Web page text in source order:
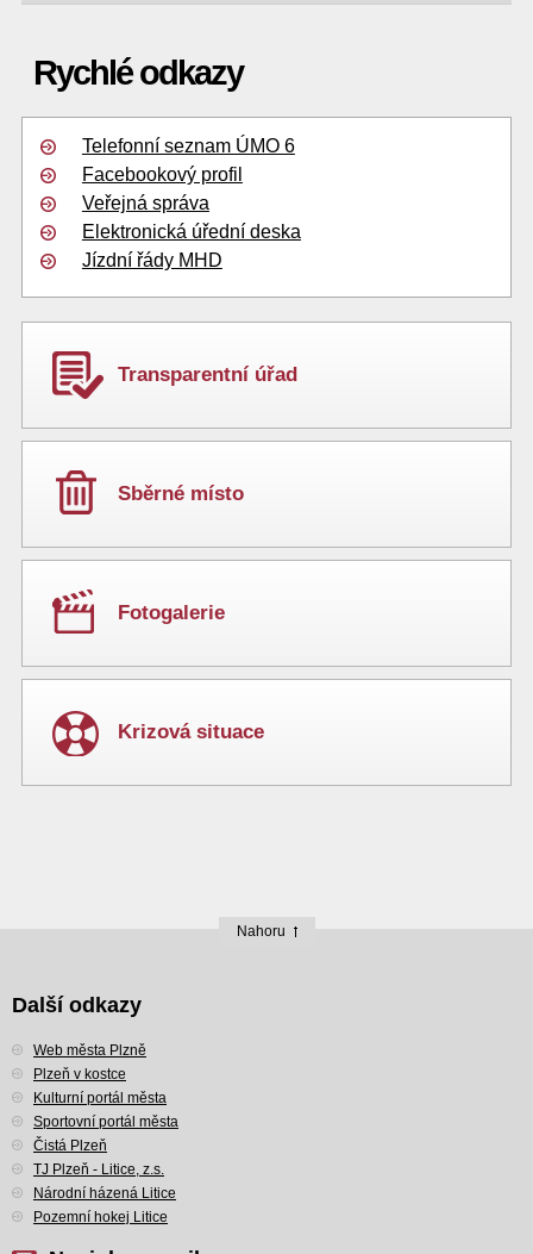
Rychlé odkazy
Telefonní seznam ÚMO 6
Facebookový profil
Veřejná správa
Elektronická úřední deska
Jízdní řády MHD
Transparentní úřad
Sběrné místo
Fotogalerie
Krizová situace
Nahoru
Další odkazy
Web města Plzně
Plzeň v kostce
Kulturní portál města
Sportovní portál města
Čistá Plzeň
TJ Plzeň - Litice, z.s.
Národní házená Litice
Pozemní hokej Litice